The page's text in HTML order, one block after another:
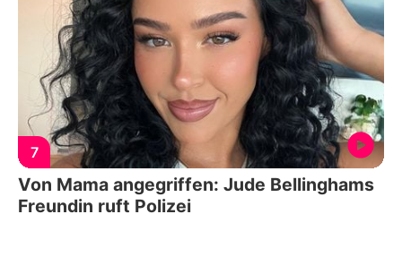
7
Von Mama angegriffen: Jude Bellinghams
Freundin ruft Polizei